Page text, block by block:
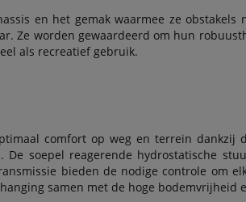
en het gemak waarmee ze obstakels
Ze worden gewaardeerd om hun
als recreatief gebruik.
comfort op weg en terrein dankzij
De soepel reagerende hydrostatische
bieden de nodige controle om
samen met de hoge bodemvrijheid